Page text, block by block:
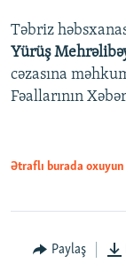
Təbriz
Yürüş
cəzasına
Fəallarının
Ətraflı burada oxuyun
Paylaş